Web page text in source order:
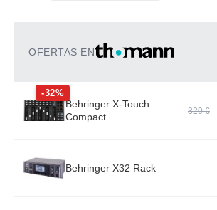
OFERTAS EN
-32%
Behringer X-Touch
Compact
320 €
Behringer X32 Rack